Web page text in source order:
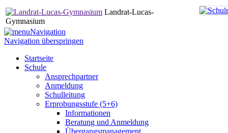
Landrat-Lucas-
Gymnasium
Navigation
Navigation überspringen
Startseite
Schule
Ansprechpartner
Anmeldung
Schulleitung
Erprobungsstufe (5+6)
Informationen
Beratung und Anmeldung
Übergangsmanagement